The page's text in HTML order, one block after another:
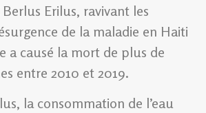
Berlus Erilus, ravivant les
de la maladie en Haiti
a causé la mort de plus de
entre 2010 et 2019.
la consommation de l’eau